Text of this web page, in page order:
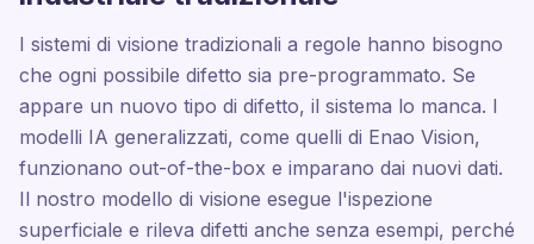
I sistemi di visione tradizionali a regole hanno bisogno
che ogni possibile difetto sia pre-programmato. Se
appare un nuovo tipo di difetto, il sistema lo manca. I
modelli IA generalizzati, come quelli di Enao Vision,
funzionano out-of-the-box e imparano dai nuovi dati.
Il nostro modello di visione esegue l'ispezione
superficiale e rileva difetti anche senza esempi, perché